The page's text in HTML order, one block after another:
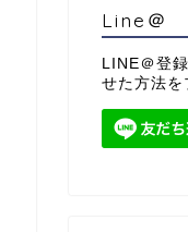
Line＠
LINE＠登
せた方法